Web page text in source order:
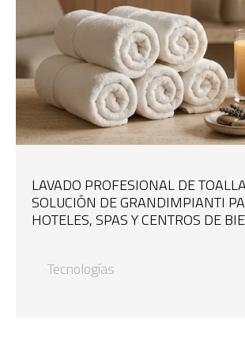
LAVADO PROFESIONAL DE
SOLUCIÓN DE GRANDIMPIANTI
HOTELES, SPAS Y CENTROS DE
Tecnologías